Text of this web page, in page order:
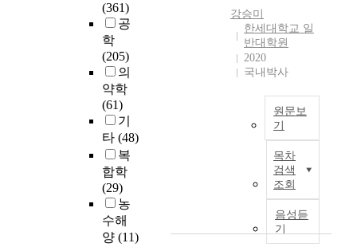
(361)
공
학
(205)
의
약학
(61)
기
타 (48)
복
합학
(29)
농
수해
양 (11)
실
강승미
한세대학교 일
반대학원
2020
국내박사
원문보
기
목차
검색
조회
음성듣
기